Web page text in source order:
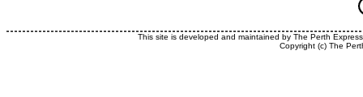
This site is developed and maintained by The Perth
Copyright (c) The